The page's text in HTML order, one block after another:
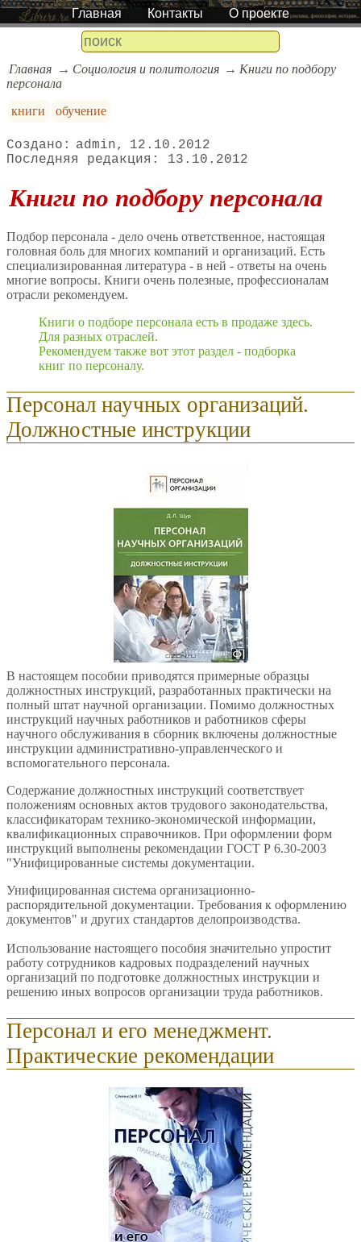
Главная Контакты О проекте
Главная Социология и политология
Книги по подбору
персонала
книги
обучение
admin
12.10.2012
13.10.2012
Книги по подбору персонала
Подбор персонала - дело очень ответственное, настоящая
головная боль для многих компаний и организаций. Есть
специализированная литература - в ней - ответы на очень
многие вопросы. Книги очень полезные, профессионалам
отрасли рекомендуем.
Книги о подборе персонала есть в продаже здесь.
Для разных отраслей.
Рекомендуем также вот этот раздел - подборка
книг по персоналу.
Персонал научных организаций.
Должностные инструкции
В настоящем пособии приводятся примерные образцы
должностных инструкций, разработанных практически на
полный штат научной организации. Помимо должностных
инструкций научных работников и работников сферы
научного обслуживания в сборник включены должностные
инструкции административно-управленческого и
вспомогательного персонала.
Содержание должностных инструкций соответствует
положениям основных актов трудового законодательства,
классификаторам технико-экономической информации,
квалификационных справочников. При оформлении форм
инструкций выполнены рекомендации ГОСТ Р 6.30-2003
"Унифицированные системы документации.
Унифицированная система организационно-
распорядительной документации. Требования к оформлению
документов" и других стандартов делопроизводства.
Использование настоящего пособия значительно упростит
работу сотрудников кадровых подразделений научных
организаций по подготовке должностных инструкции и
решению иных вопросов организации труда работников.
Персонал и его менеджмент.
Практические рекомендации